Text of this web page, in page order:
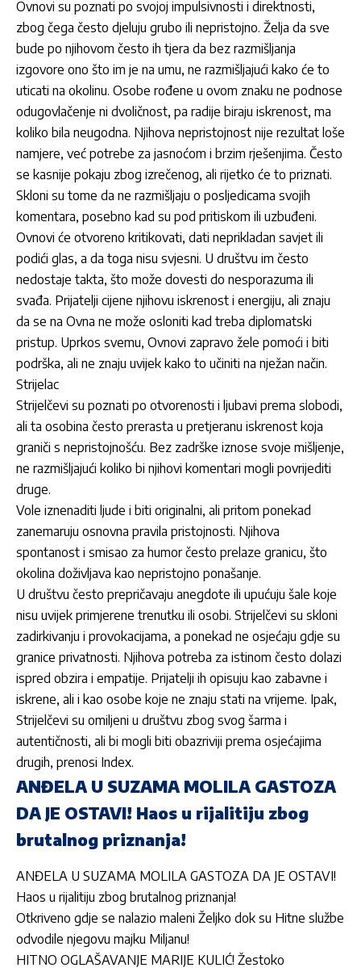
Ovnovi su poznati po svojoj impulsivnosti i direktnosti,
zbog čega često djeluju grubo ili nepristojno. Želja da sve
bude po njihovom često ih tjera da bez razmišljanja
izgovore ono što im je na umu, ne razmišljajući kako će to
uticati na okolinu. Osobe rođene u ovom znaku ne podnose
odugovlačenje ni dvoličnost, pa radije biraju iskrenost, ma
koliko bila neugodna. Njihova nepristojnost nije rezultat loše
namjere, već potrebe za jasnoćom i brzim rješenjima. Često
se kasnije pokaju zbog izrečenog, ali rijetko će to priznati.
Skloni su tome da ne razmišljaju o posljedicama svojih
komentara, posebno kad su pod pritiskom ili uzbuđeni.
Ovnovi će otvoreno kritikovati, dati neprikladan savjet ili
podići glas, a da toga nisu svjesni. U društvu im često
nedostaje takta, što može dovesti do nesporazuma ili
svađa. Prijatelji cijene njihovu iskrenost i energiju, ali znaju
da se na Ovna ne može osloniti kad treba diplomatski
pristup. Uprkos svemu, Ovnovi zapravo žele pomoći i biti
podrška, ali ne znaju uvijek kako to učiniti na nježan način.
Strijelac
Strijelčevi su poznati po otvorenosti i ljubavi prema slobodi,
ali ta osobina često prerasta u pretjeranu iskrenost koja
graniči s nepristojnošću. Bez zadrške iznose svoje mišljenje,
ne razmišljajući koliko bi njihovi komentari mogli povrijediti
druge.
Vole iznenaditi ljude i biti originalni, ali pritom ponekad
zanemaruju osnovna pravila pristojnosti. Njihova
spontanost i smisao za humor često prelaze granicu, što
okolina doživljava kao nepristojno ponašanje.
U društvu često prepričavaju anegdote ili upućuju šale koje
nisu uvijek primjerene trenutku ili osobi. Strijelčevi su skloni
zadirkivanju i provokacijama, a ponekad ne osjećaju gdje su
granice privatnosti. Njihova potreba za istinom često dolazi
ispred obzira i empatije. Prijatelji ih opisuju kao zabavne i
iskrene, ali i kao osobe koje ne znaju stati na vrijeme. Ipak,
Strijelčevi su omiljeni u društvu zbog svog šarma i
autentičnosti, ali bi mogli biti obazriviji prema osjećajima
drugih, prenosi Index.
ANĐELA U SUZAMA MOLILA GASTOZA
DA JE OSTAVI! Haos u rijalitiju zbog
brutalnog priznanja!
ANĐELA U SUZAMA MOLILA GASTOZA DA JE OSTAVI!
Haos u rijalitiju zbog brutalnog priznanja!
Otkriveno gdje se nalazio maleni Željko dok su Hitne službe
odvodile njegovu majku Miljanu!
HITNO OGLAŠAVANJE MARIJE KULIĆ! Žestoko